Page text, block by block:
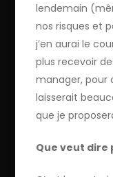
lendemain
nos risques et
j’en aurai le
plus recevoir
manager, pour
laisserait
que je
Que veut dire